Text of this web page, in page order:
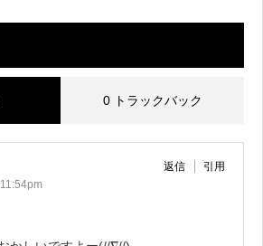
0 トラックバック
返信 引用